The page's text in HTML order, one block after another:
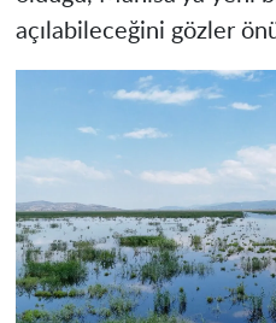
açılabileceğini gözler